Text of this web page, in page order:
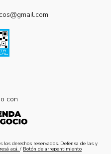
con
derechos reservados. Defensa de las y
acá. / Botón de arrepentimiento